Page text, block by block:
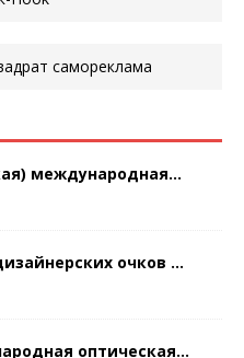
международная...
очков ...
оптическая...